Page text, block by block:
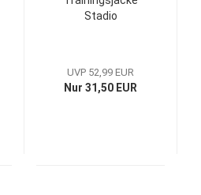
Stadio
UVP 52,99 EUR
Nur 31,50 EUR